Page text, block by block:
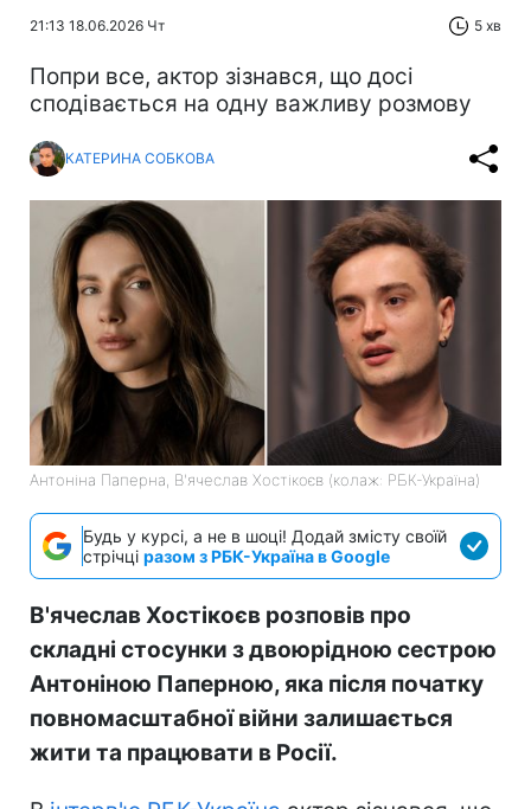
21:13 18.06.2026 Чт 5 хв
Попри все, актор зізнався, що досі
сподівається на одну важливу розмову
КАТЕРИНА СОБКОВА
Антоніна Паперна, В'ячеслав Хостікоєв (колаж: РБК-Україна)
Будь у курсі, а не в шоці! Додай змісту своїй
стрічці разом з РБК-Україна в Google
В'ячеслав Хостікоєв розповів про
складні стосунки з двоюрідною сестрою
Антоніною Паперною, яка після початку
повномасштабної війни залишається
жити та працювати в Росії.